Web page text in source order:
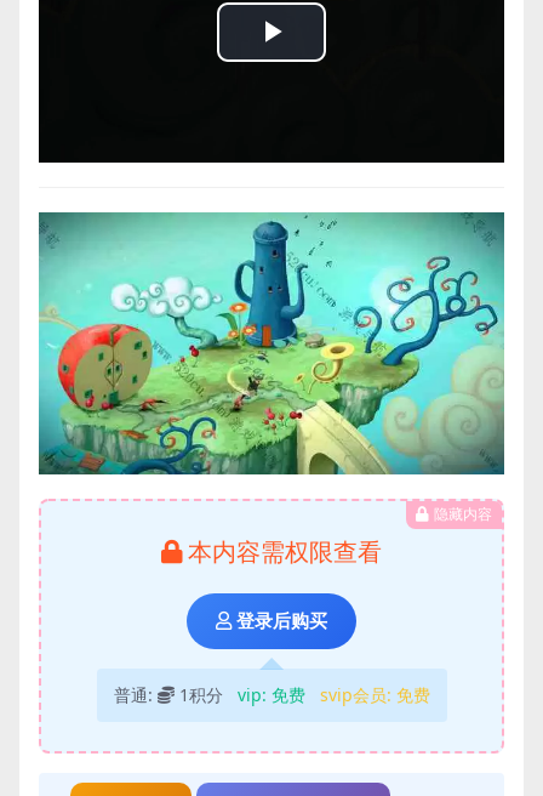
Play
隐藏内容
本内容需权限查看
登录后购买
普通: 1积分 vip: 免费 svip会员: 免费